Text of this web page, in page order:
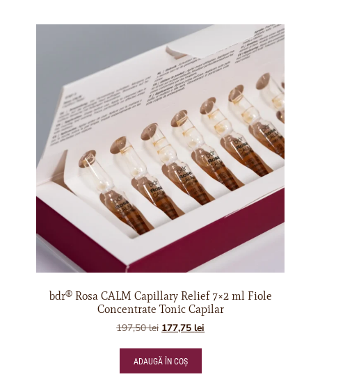
bdr® Rosa CALM Capillary Relief 7×2 ml Fiole
Concentrate Tonic Capilar
197,50lei 177,75lei
ADAUGĂ ÎN COȘ